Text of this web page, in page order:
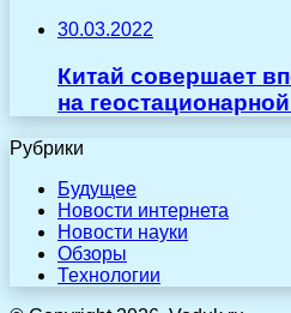
30.03.2022
Китай совершает
на
Рубрики
Будущее
Новости интернета
Новости науки
Обзоры
Технологии